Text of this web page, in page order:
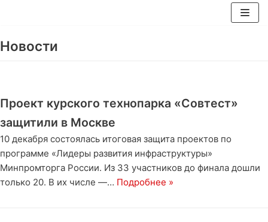
к
Новости
Проект курского технопарка «Совтест»
защитили в Москве
10 декабря состоялась итоговая защита проектов по
программе «Лидеры развития инфраструктуры»
Минпромторга России. Из 33 участников до финала дошли
только 20. В их числе —… Подробнее »